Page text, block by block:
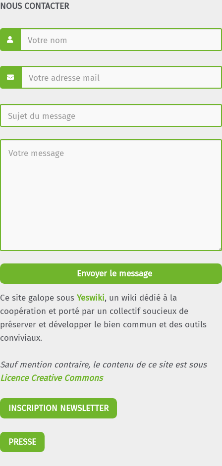
NOUS CONTACTER
Envoyer le message
Ce site galope sous Yeswiki, un wiki dédié à la
coopération et porté par un collectif soucieux de
préserver et développer le bien commun et des outils
conviviaux.
Sauf mention contraire, le contenu de ce site est sous
Licence Creative Commons
INSCRIPTION NEWSLETTER
PRESSE